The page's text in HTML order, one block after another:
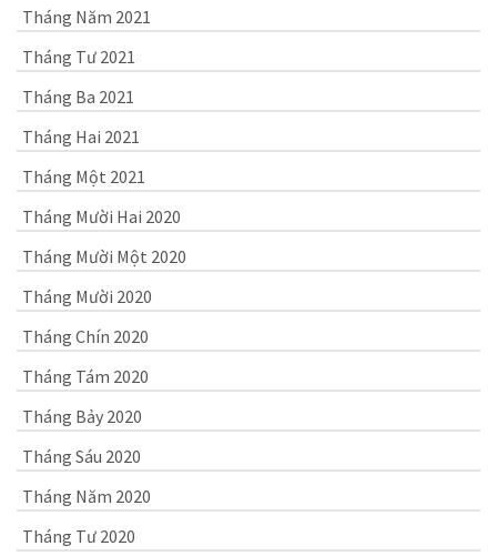
Tháng Năm 2021
Tháng Tư 2021
Tháng Ba 2021
Tháng Hai 2021
Tháng Một 2021
Tháng Mười Hai 2020
Tháng Mười Một 2020
Tháng Mười 2020
Tháng Chín 2020
Tháng Tám 2020
Tháng Bảy 2020
Tháng Sáu 2020
Tháng Năm 2020
Tháng Tư 2020